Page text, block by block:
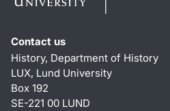
Contact us
History, Department of History
LUX, Lund University
Box 192
SE-221 00 LUND